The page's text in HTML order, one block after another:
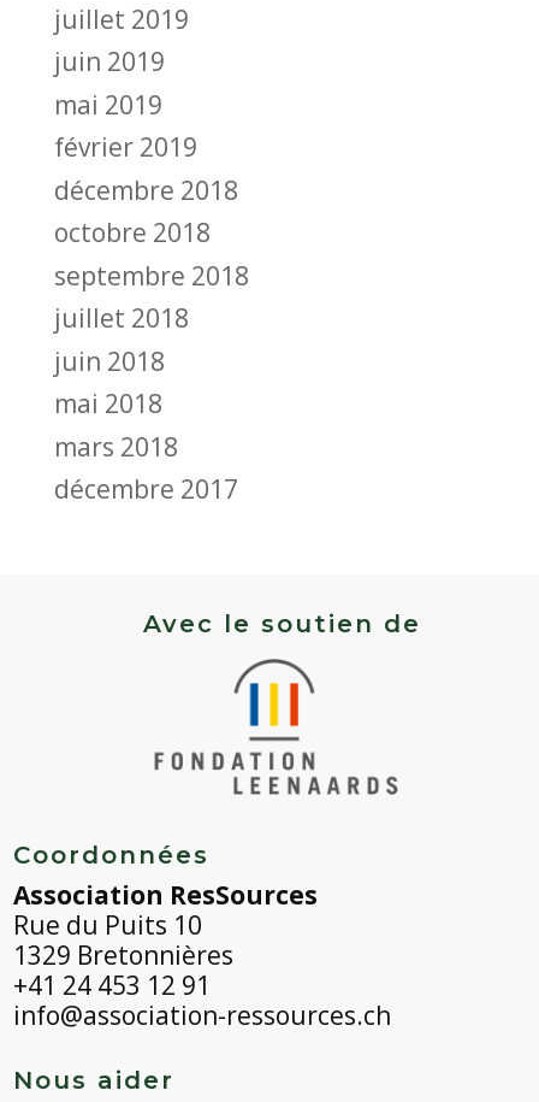
juillet 2019
juin 2019
mai 2019
février 2019
décembre 2018
octobre 2018
septembre 2018
juillet 2018
juin 2018
mai 2018
mars 2018
décembre 2017
Avec le soutien de
Coordonnées
Association ResSources
Rue du Puits 10
1329 Bretonnières
+41 24 453 12 91
info@association-ressources.ch
Nous aider